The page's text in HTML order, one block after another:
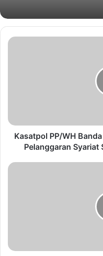
Kasatpol PP/WH
Pelanggaran Syariat